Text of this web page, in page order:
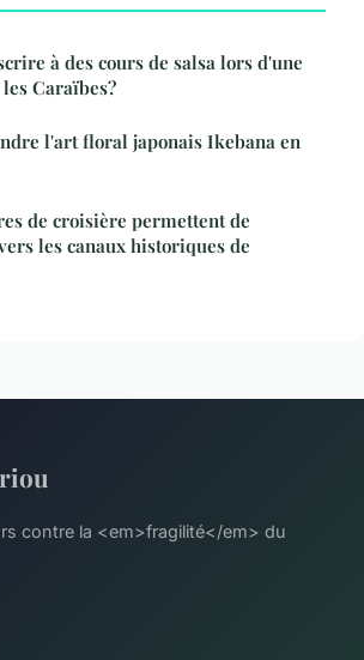
à des cours de salsa lors d'une
Caraïbes?
l'art floral japonais Ikebana en
de croisière permettent de
les canaux historiques de
contre la <em>fragilité</em> du